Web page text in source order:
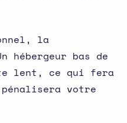
la
hébergeur bas de
lent, ce qui fera
votre